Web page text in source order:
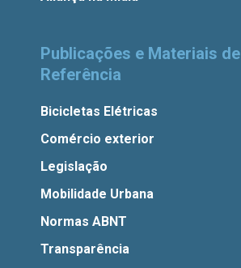
Publicações e Materiais de
Referência
Bicicletas Elétricas
Comércio exterior
Legislação
Mobilidade Urbana
Normas ABNT
Transparência